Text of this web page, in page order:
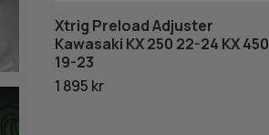
Xtrig Preload Adjuster
Kawasaki KX 250 22-24 KX 450
19-23
1 895 kr